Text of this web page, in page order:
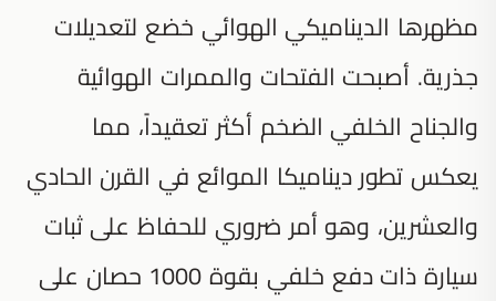
مظهرها الديناميكي الهوائي خضع لتعديلات
جذرية. أصبحت الفتحات والممرات الهوائية
والجناح الخلفي الضخم أكثر تعقيداً، مما
يعكس تطور ديناميكا الموائع في القرن الحادي
والعشرين، وهو أمر ضروري للحفاظ على ثبات
سيارة ذات دفع خلفي بقوة 1000 حصان على